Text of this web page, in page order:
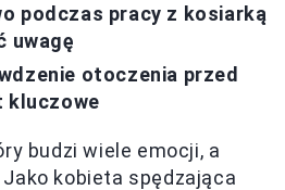
podczas pracy z kosiarką
uwagę
otoczenia przed
kluczowe
budzi wiele emocji, a
kobieta spędzająca